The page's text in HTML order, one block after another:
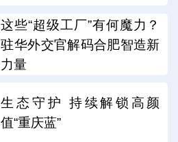
这些“超级工厂”有何魔力？
驻华外交官解码合肥智造新
力量
生态守护 持续解锁高颜
值“重庆蓝”